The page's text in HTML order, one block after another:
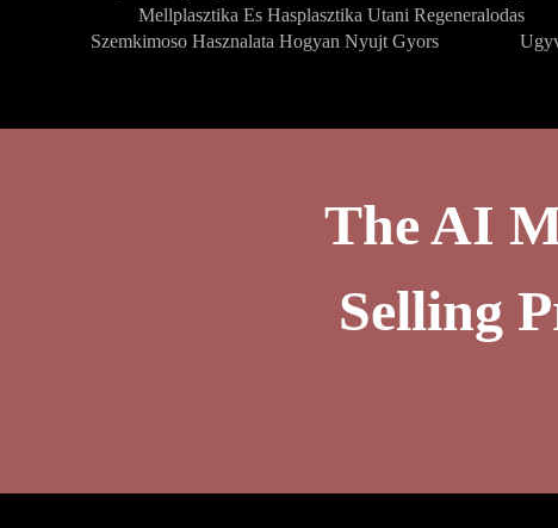
Mellplasztika Es Hasplasztika Utani Regeneralodas
Szemkimoso Hasznalata Hogyan Nyujt Gyors
The AI
Selling